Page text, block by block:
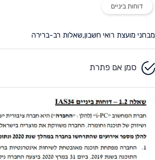
דוחות ביניים
מבחני מועצת רואי חשבון,שאלות רב-ברירה
סמן אם פתרת